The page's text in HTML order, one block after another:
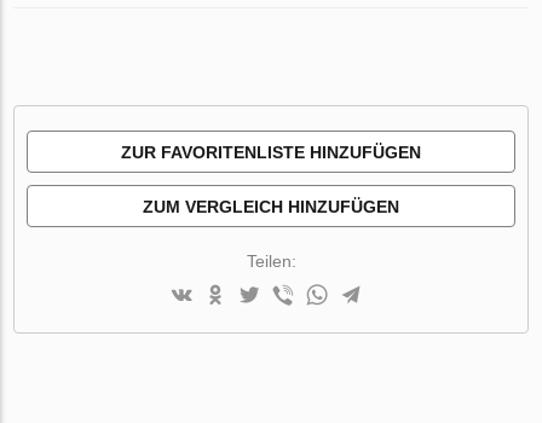
ZUR FAVORITENLISTE HINZUFÜGEN
ZUM VERGLEICH HINZUFÜGEN
Teilen: